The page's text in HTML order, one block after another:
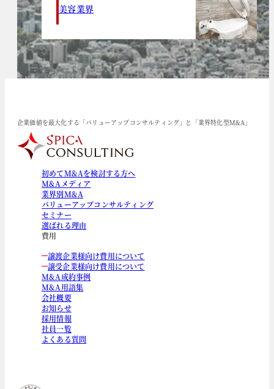
美容業界
企業価値を最大化する「バリューアップコンサルティング」と「業界特化型M&A」
初めてM&Aを検討する方へ
M&Aメディア
業界別M&A
バリューアップコンサルティング
セミナー
選ばれる理由
費用
譲渡企業様向け費用について
譲受企業様向け費用について
M&A成約事例
M&A用語集
会社概要
お知らせ
採用情報
社員一覧
よくある質問